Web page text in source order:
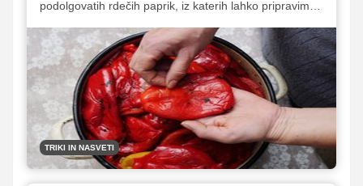
podolgovatih rdečih paprik, iz katerih lahko pripravimo
za njeno pripravo moramo paprike predhodno speči,
kar lahko naredimo na različne načine. Če uporabimo
pečico, priprava pečenih paprik ni pretirano zamudna.
Med peko paprika dobi sladkast okus in če jo prav
zapečemo, dobi tudi lepo dimljeno aromo.
TRIKI IN NASVETI